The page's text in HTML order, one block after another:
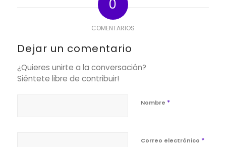
0
COMENTARIOS
Dejar un comentario
¿Quieres unirte a la conversación?
Siéntete libre de contribuir!
Nombre *
Correo electrónico *